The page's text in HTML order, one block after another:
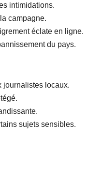
intimidations.
campagne.
éclate en ligne.
du pays.
journalistes locaux.
sujets sensibles.